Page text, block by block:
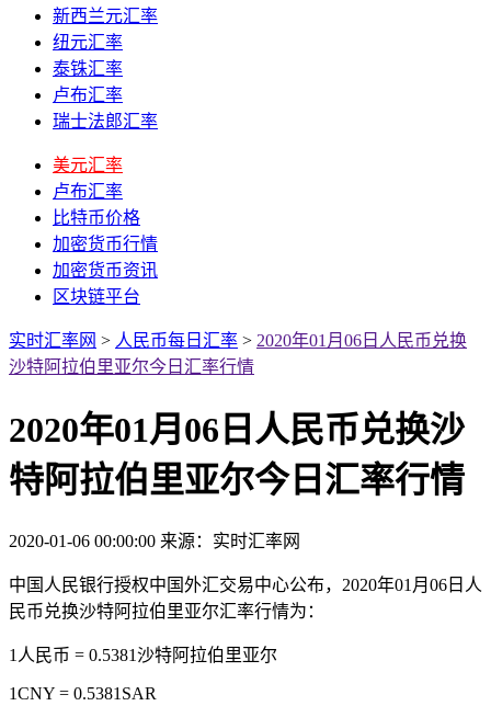
新西兰元汇率
纽元汇率
泰铢汇率
卢布汇率
瑞士法郎汇率
美元汇率
卢布汇率
比特币价格
加密货币行情
加密货币资讯
区块链平台
实时汇率网 > 人民币每日汇率 > 2020年01月06日人民币兑换
沙特阿拉伯里亚尔今日汇率行情
2020年01月06日人民币兑换沙
特阿拉伯里亚尔今日汇率行情
2020-01-06 00:00:00 来源：实时汇率网
中国人民银行授权中国外汇交易中心公布，2020年01月06日人
民币兑换沙特阿拉伯里亚尔汇率行情为：
1人民币 = 0.5381沙特阿拉伯里亚尔
1CNY = 0.5381SAR